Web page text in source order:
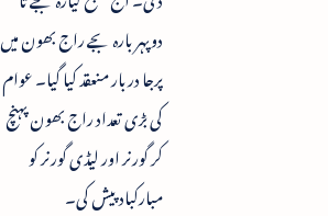
دوپہر بارہ بجے راج بھون میں
پرجا دربار منعقد کیا گیا۔ عوام
کی بڑی تعداد راج بھون پہنچ
کر گورنر اور لیڈی گورنر کو
مبارکباد پیش کی۔